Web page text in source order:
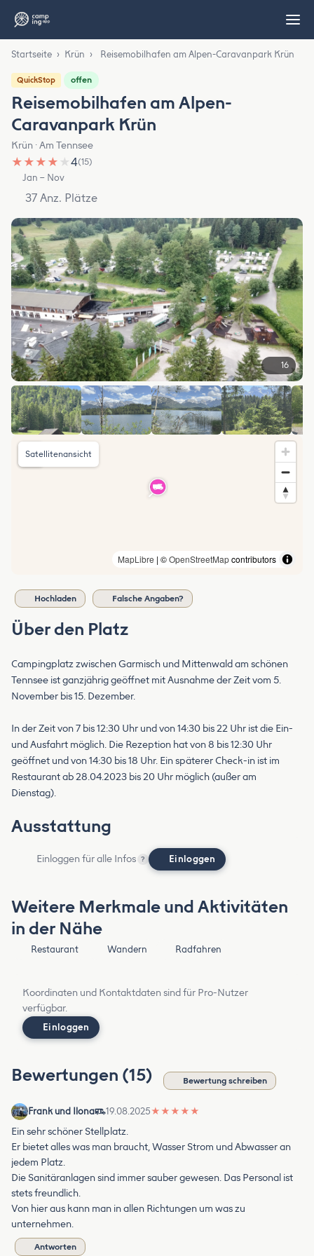
Startseite › Krün › Reisemobilhafen am Alpen-Caravanpark Krün
QuickStop offen
Reisemobilhafen am Alpen-
Caravanpark Krün
Krün · Am Tennsee
★ ★ ★ ★ ★4(15)
Jan – Nov
37 Anz. Plätze
16
MapLibre | ©OpenStreetMapcontributors
Satellitenansicht
Hochladen Falsche Angaben?
Über den Platz
Campingplatz zwischen Garmisch und Mittenwald am schönen
Tennsee ist ganzjährig geöffnet mit Ausnahme der Zeit vom 5.
November bis 15. Dezember.
In der Zeit von 7 bis 12:30 Uhr und von 14:30 bis 22 Uhr ist die Ein-
und Ausfahrt möglich. Die Rezeption hat von 8 bis 12:30 Uhr
geöffnet und von 14:30 bis 18 Uhr. Ein späterer Check-in ist im
Restaurant ab 28.04.2023 bis 20 Uhr möglich (außer am
Dienstag).
Ausstattung
Einloggen für alle Infos ? Einloggen
Weitere Merkmale und Aktivitäten
in der Nähe
Restaurant Wandern Radfahren
Koordinaten und Kontaktdaten sind für Pro-Nutzer
verfügbar.
Einloggen
Bewertungen (15) Bewertung schreiben
Frank und Ilona 19.08.2025★ ★ ★ ★ ★
Ein sehr schöner Stellplatz.
Er bietet alles was man braucht, Wasser Strom und Abwasser an
jedem Platz.
Die Sanitäranlagen sind immer sauber gewesen. Das Personal ist
stets freundlich.
Von hier aus kann man in allen Richtungen um was zu
unternehmen.
Antworten